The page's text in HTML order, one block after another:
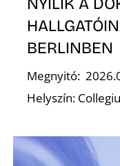
BERLINBEN
Megnyitó:
Helyszín: